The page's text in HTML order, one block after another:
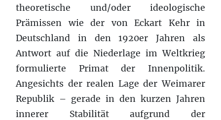
theoretische und/oder ideologische
Prämissen wie der von Eckart Kehr in
Deutschland in den 1920er Jahren als
Antwort auf die Niederlage im Weltkrieg
formulierte Primat der Innenpolitik.
Angesichts der realen Lage der Weimarer
Republik – gerade in den kurzen Jahren
innerer Stabilität aufgrund der